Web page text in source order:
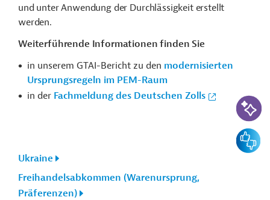
und unter Anwendung der Durchlässigkeit erstellt
werden.
Weiterführende Informationen finden Sie
in unserem GTAI-Bericht zu den modernisierten
Ursprungsregeln im PEM-Raum
in der Fachmeldung des Deutschen Zolls
Ukraine
Freihandelsabkommen (Warenursprung,
Präferenzen)
KI-